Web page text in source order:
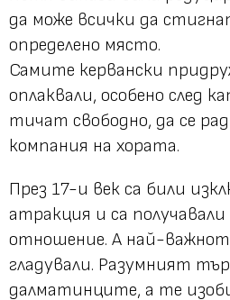
да може всички да
определено място.
Самите кервански
оплаквали, особено след
тичат свободно, да се
компания на хората.
През 17-и век са били
атракция и са
отношение. А най-
гладували. Разумният
далматинците, а те